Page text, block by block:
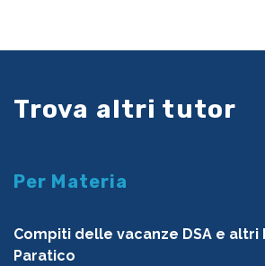
Trova altri tutor
Per Materia
Compiti delle vacanze DSA e altri
Paratico